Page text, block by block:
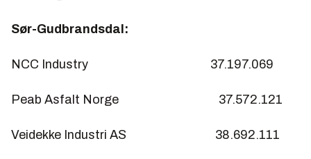
Sør-Gudbrandsdal:
NCC Industry 37.197.069
Peab Asfalt Norge 37.572.121
Veidekke Industri AS 38.692.111